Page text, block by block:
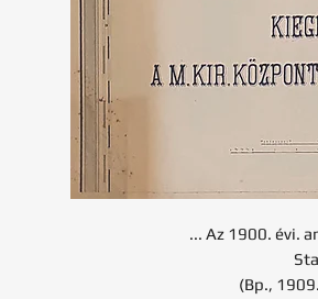
... Az 1900. évi.
(Bp.,